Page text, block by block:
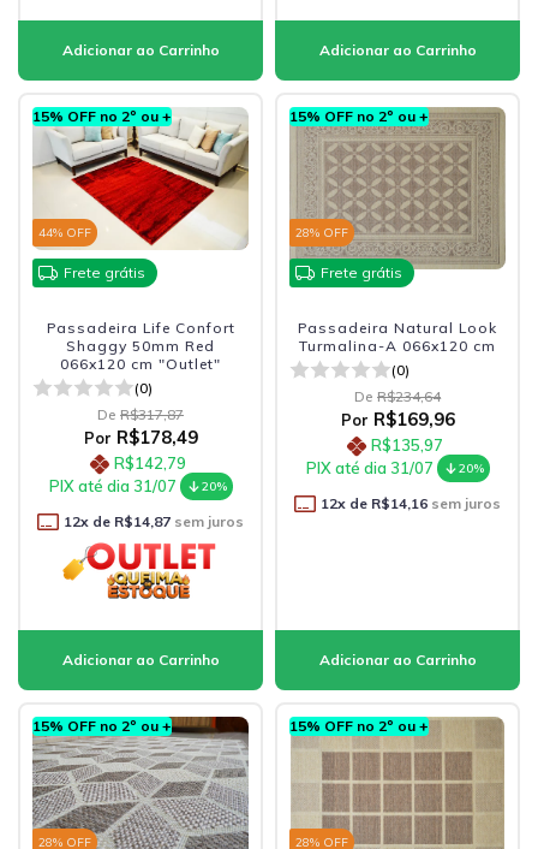
15% OFF no 2º ou +
44% OFF
Frete grátis
Passadeira Life Confort
Shaggy 50mm Red
066x120 cm "Outlet"
(0)
De R$317,87
Por R$178,49
R$142,79
PIX até dia 31/07
20%
12x de R$14,87 sem juros
15% OFF no 2º ou +
28% OFF
Frete grátis
Passadeira Natural Look
Turmalina-A 066x120 cm
(0)
De R$234,64
Por R$169,96
R$135,97
PIX até dia 31/07
20%
12x de R$14,16 sem juros
15% OFF no 2º ou +
28% OFF
15% OFF no 2º ou +
28% OFF